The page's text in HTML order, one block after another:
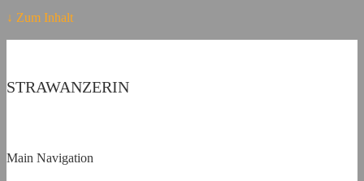
↓ Zum Inhalt
STRAWANZERIN
Main Navigation